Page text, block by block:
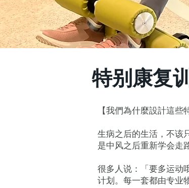
特别康复
【我們為什麼設計這些
生病之后的生活，不该
是中风之后重新学会走
很多人说：「要多运动
计划。每一套都由专业